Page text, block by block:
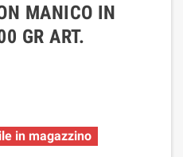
MANICO IN
GR ART.
in magazzino